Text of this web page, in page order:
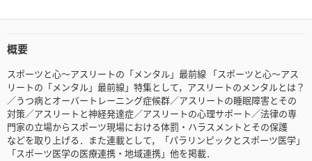
概要
スポーツと心～アスリートの「メンタル」最前線 「スポーツと心～アス
リートの「メンタル」最前線」特集として，アスリートのメンタルとは？
／うつ病とオーバートレーニング症候群／アスリートの睡眠障害とその
対策／アスリートと神経発達症／アスリートの心理サポート／法律の専
門家の立場からスポーツ現場における体罰・ハラスメントとその保護
などを取り上げる．また連載として，「パラリンピックとスポーツ医学」
「スポーツ医学の医療連携・地域連携」他を掲載．